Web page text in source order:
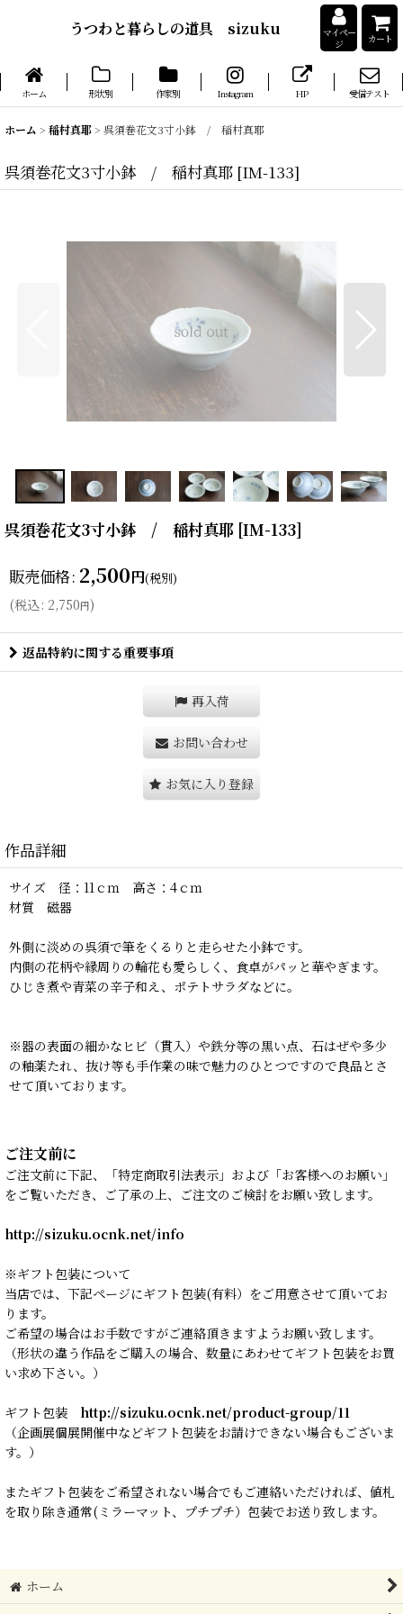
うつわと暮らしの道具 sizuku
マイペー
ジ
カート
ホーム 形状別 作家別 Instagram HP 受信テスト
ホーム > 稲村真耶> 呉須巻花文3寸小鉢 / 稲村真耶
呉須巻花文3寸小鉢 / 稲村真耶 [IM-133]
呉須巻花文3寸小鉢 / 稲村真耶 [IM-133]
販売価格: 2,500円(税別)
(税込: 2,750円)
返品特約に関する重要事項
再入荷
お問い合わせ
お気に入り登録
作品詳細
サイズ 径：11ｃｍ 高さ：4ｃｍ
材質 磁器
外側に淡めの呉須で筆をくるりと走らせた小鉢です。
内側の花柄や縁周りの輪花も愛らしく、食卓がパッと華やぎます。
ひじき煮や青菜の辛子和え、ポテトサラダなどに。
※器の表面の細かなヒビ（貫入）や鉄分等の黒い点、石はぜや多少
の釉薬たれ、抜け等も手作業の味で魅力のひとつですので良品とさ
せて頂いております。
ご注文前に
ご注文前に下記、「特定商取引法表示」および「お客様へのお願い」
をご覧いただき、ご了承の上、ご注文のご検討をお願い致します。
http://sizuku.ocnk.net/info
※ギフト包装について
当店では、下記ページにギフト包装(有料）をご用意させて頂いてお
ります。
ご希望の場合はお手数ですがご連絡頂きますようお願い致します。
（形状の違う作品をご購入の場合、数量にあわせてギフト包装をお買
い求め下さい。）
ギフト包装 http://sizuku.ocnk.net/product-group/11
（企画展個展開催中などギフト包装をお請けできない場合もございま
す。）
またギフト包装をご希望されない場合でもご連絡いただければ、値札
を取り除き通常(ミラーマット、プチプチ）包装でお送り致します。
ホーム